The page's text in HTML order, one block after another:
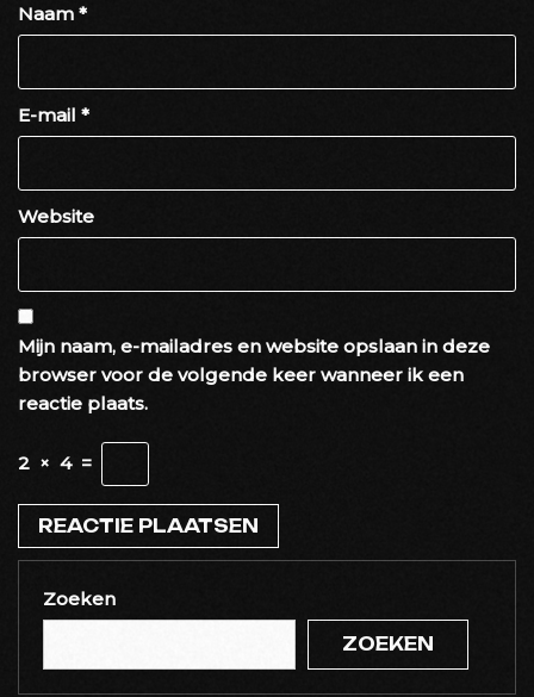
Naam *
E-mail *
Website
Mijn naam, e-mailadres en website opslaan in deze
browser voor de volgende keer wanneer ik een
reactie plaats.
2 × 4 =
Zoeken
ZOEKEN